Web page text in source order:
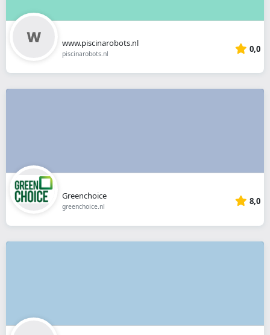
www.piscinarobots.nl
piscinarobots.nl 0,0
Greenchoice
greenchoice.nl 8,0